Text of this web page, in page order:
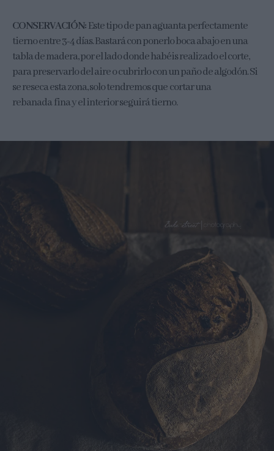
CONSERVACIÓN:Este tipo de pan aguanta perfectamente
tierno entre 3-4 días. Bastará con ponerlo boca abajo en una
tabla de madera, por el lado donde habéis realizado el corte,
para preservarlo del aire o cubrirlo con un paño de algodón. Si
se reseca esta zona, solo tendremos que cortar una
rebanada fina y el interior seguirá tierno.